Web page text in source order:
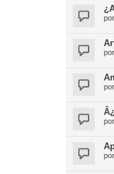
por
por
por
por
por